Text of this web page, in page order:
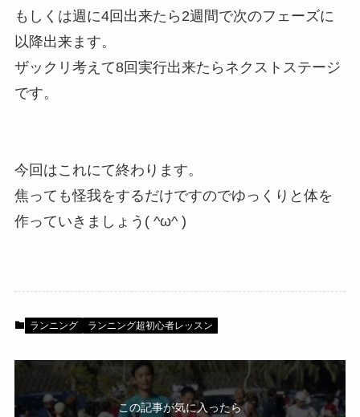
もしくは週に4回出来たら2週間で次のフェーズに
以降出来ます。
ザックリ考えて8回実行出来たらネクストステージ
です。
今回はこれにて終わります。
焦っても怪我をするだけですのでゆっくりと体を
作っていきましょう( ^ω^ )
ランニング ランニング超初心者レッスン
この記事が気に入ったら